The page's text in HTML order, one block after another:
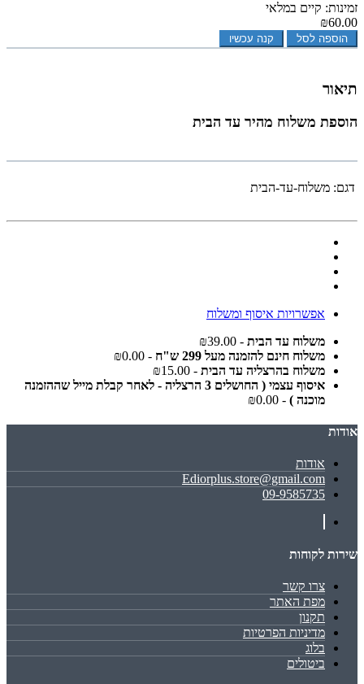
זמינות: קיים במלאי
₪60.00
הוספה לסל קנה עכשיו
תיאור
הוספת משלוח מהיר עד הבית
דגם: משלוח-עד-הבית
אפשרויות איסוף ומשלוח
משלוח עד הבית - ₪39.00
משלוח חינם להזמנה מעל 299 ש"ח
- ₪0.00
משלוח בהרצליה עד הבית - ₪15.00
איסוף עצמי ( החושלים 3 הרצליה - לאחר קבלת מייל שההזמנה
מוכנה ) - ₪0.00
אודות
אודות
Ediorplus.store@gmail.com
09-9585735
שירות לקוחות
צרו קשר
מפת האתר
תקנון
מדיניות הפרטיות
בלוג
ביטולים